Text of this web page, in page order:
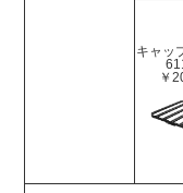
キャッ
￥